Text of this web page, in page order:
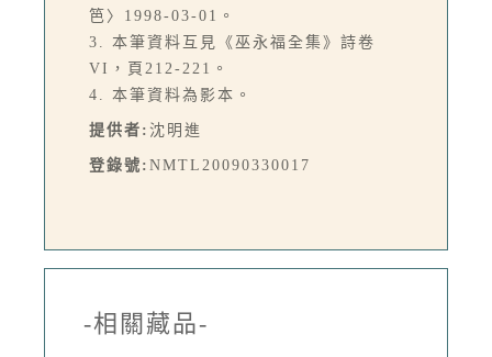
笆〉1998-03-01。
3. 本筆資料互見《巫永福全集》詩卷
VI，頁212-221。
4. 本筆資料為影本。
提供者: 沈明進
登錄號: NMTL20090330017
-相關藏品-